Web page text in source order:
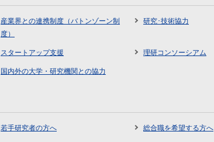
産業界との連携制度（バトンゾーン制
度）
研究･技術協力
スタートアップ支援 理研コンソーシアム
国内外の大学・研究機関との協力
若手研究者の方へ 総合職を希望する方へ